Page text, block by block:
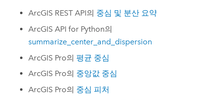
ArcGIS REST API의 중심 및 분산 요약
ArcGIS API for Python의
summarize_center_and_dispersion
ArcGIS Pro의평균 중심
ArcGIS Pro의 중앙값 중심
ArcGIS Pro의 중심 피처